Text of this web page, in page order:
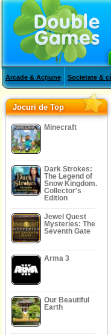
Arcade & Acţiune Societate &
Jocuri de Top
Minecraft
Dark Strokes:
The Legend of
Snow Kingdom.
Collector's
Edition
Jewel Quest
Mysteries: The
Seventh Gate
Arma 3
Our Beautiful
Earth